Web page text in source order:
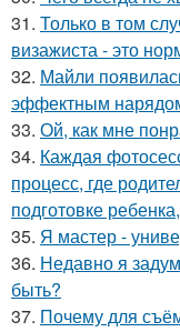
31. Только в том
визажиста - это
32. Майли
эффектным
33. Ой, как мне
34. Каждая
процесс, где
подготовке
35. Я мастер -
36. Недавно я
быть?
37. Почему для